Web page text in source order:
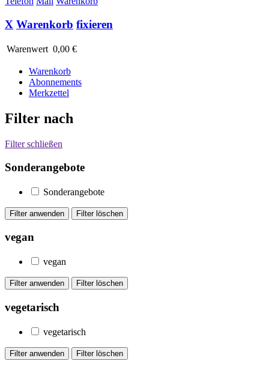
X Warenkorb fixieren
Warenwert 0,00 €
Warenkorb
Abonnements
Merkzettel
Filter nach
Filter schließen
Sonderangebote
Sonderangebote
vegan
vegan
vegetarisch
vegetarisch